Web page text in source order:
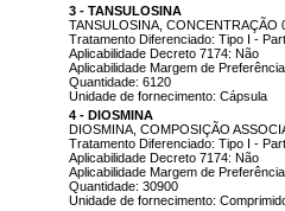
3 - TANSULOSINA
TANSULOSINA, CONCENTRAÇÃO
Tratamento Diferenciado: Tipo I -
Aplicabilidade Decreto 7174: Não
Aplicabilidade Margem de
Quantidade: 6120
Unidade de fornecimento: Cápsula
4 - DIOSMINA
DIOSMINA, COMPOSIÇÃO
Tratamento Diferenciado: Tipo I -
Aplicabilidade Decreto 7174: Não
Aplicabilidade Margem de
Quantidade: 30900
Unidade de fornecimento: